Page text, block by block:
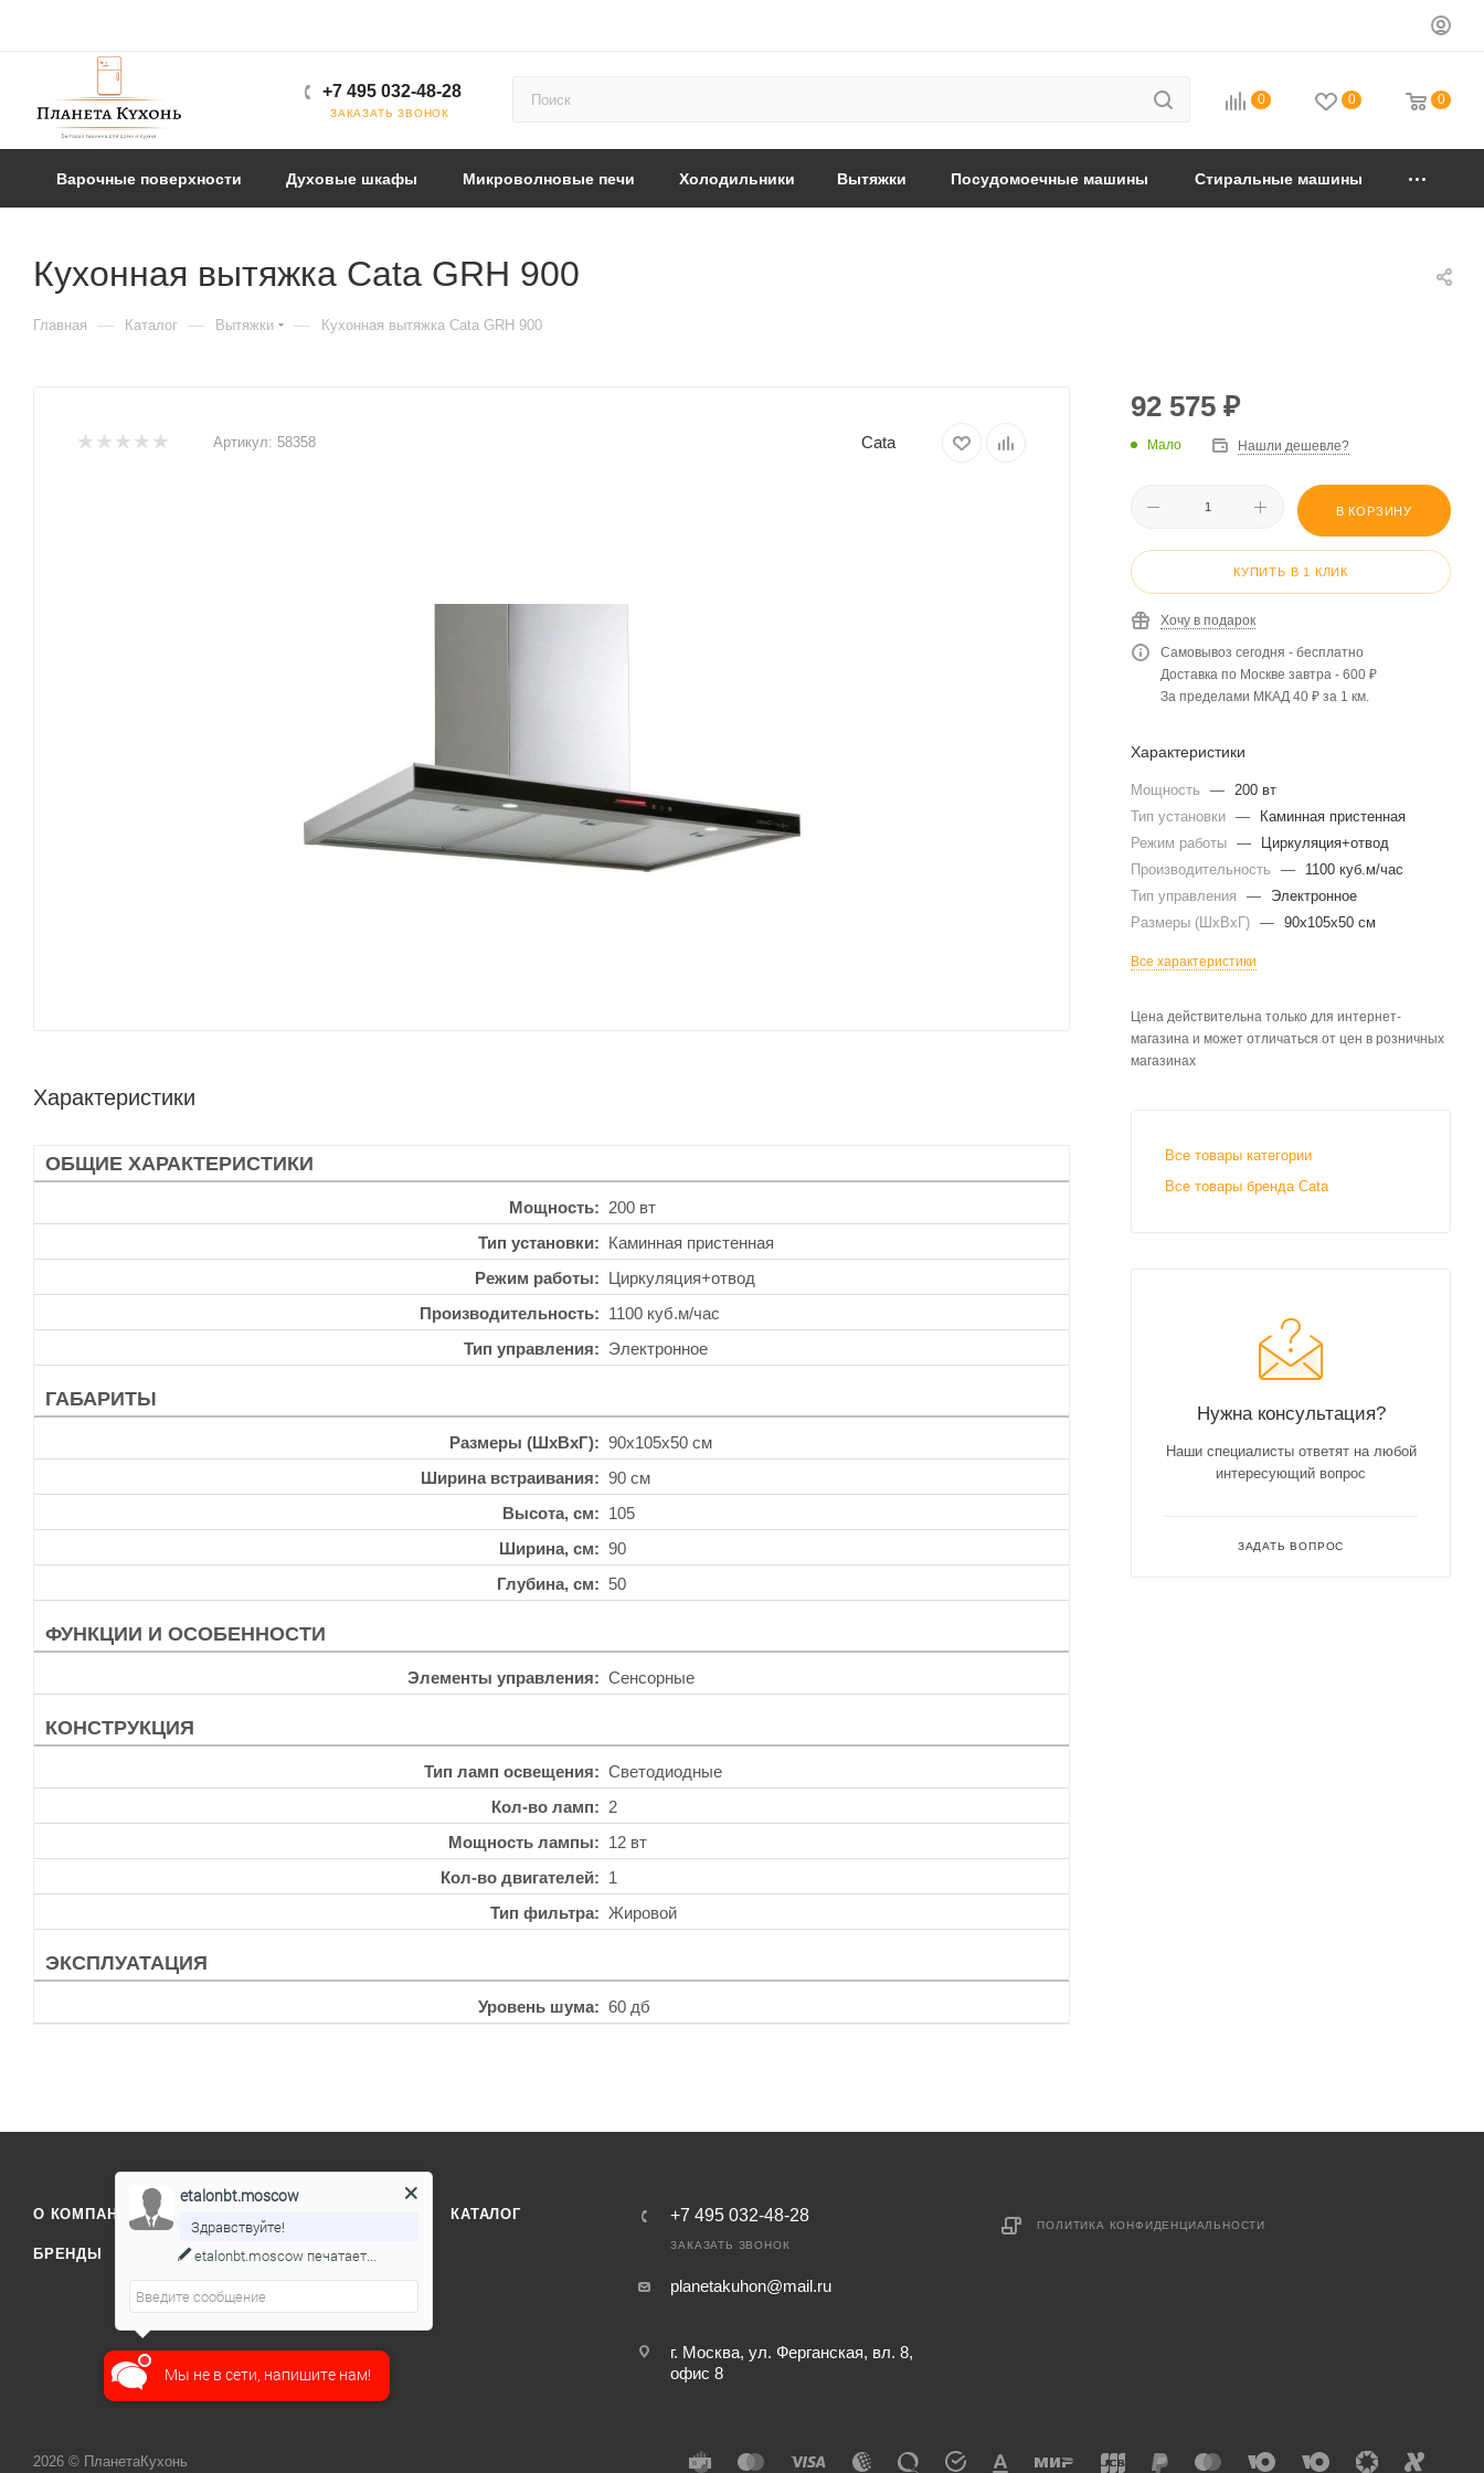
+7 495 032-48-28
ЗАКАЗАТЬ ЗВОНОК
0 0 0
Варочные поверхности Духовые шкафы Микроволновые печи Холодильники Вытяжки Посудомоечные машины Стиральные машины
Кухонная вытяжка Cata GRH 900
Главная — Каталог — Вытяжки — Кухонная вытяжка Cata GRH 900
Артикул: 58358 Cata
Характеристики
ОБЩИЕ ХАРАКТЕРИСТИКИ
Мощность
200 вт
Тип установки
Каминная пристенная
Режим работы
Циркуляция+отвод
Производительность
1100 куб.м/час
Тип управления
Электронное
ГАБАРИТЫ
Размеры (ШхВхГ)
90x105x50 см
Ширина встраивания
90 см
Высота, см
105
Ширина, см
90
Глубина, см
50
ФУНКЦИИ И ОСОБЕННОСТИ
Элементы управления Сенсорные
КОНСТРУКЦИЯ
Тип ламп освещения
Светодиодные
Кол-во ламп
2
Мощность лампы
12 вт
Кол-во двигателей
1
Тип фильтра
Жировой
ЭКСПЛУАТАЦИЯ
Уровень шума 60 дб
92 575 ₽
Мало Нашли дешевле?
В КОРЗИНУ
КУПИТЬ В 1 КЛИК
Хочу в подарок
Самовывоз сегодня - бесплатно
Доставка по Москве завтра - 600 ₽
За пределами МКАД 40 ₽ за 1 км.
Характеристики
Мощность —
200 вт
Тип установки —
Каминная пристенная
Режим работы —
Циркуляция+отвод
Производительность
—
1100 куб.м/час
Тип управления
—
Электронное
Размеры (ШхВхГ) — 90x105x50 см
Все характеристики
Цена действительна только для интернет-
магазина и может отличаться от цен в розничных
магазинах
Все товары категории
Все товары бренда Cata
Нужна консультация?
Наши специалисты ответят на любой
интересующий вопрос
ЗАДАТЬ ВОПРОС
О КОМПАНИИ КАТАЛОГ
БРЕНДЫ
+7 495 032-48-28
ЗАКАЗАТЬ ЗВОНОК
planetakuhon@mail.ru
г. Москва, ул. Ферганская, вл. 8,
офис 8
ПОЛИТИКА КОНФИДЕНЦИАЛЬНОСТИ
2026 © ПланетаКухонь
Мы не в сети, напишите нам!
etalonbt.moscow
Здравствуйте!
etalonbt.moscow печатает...